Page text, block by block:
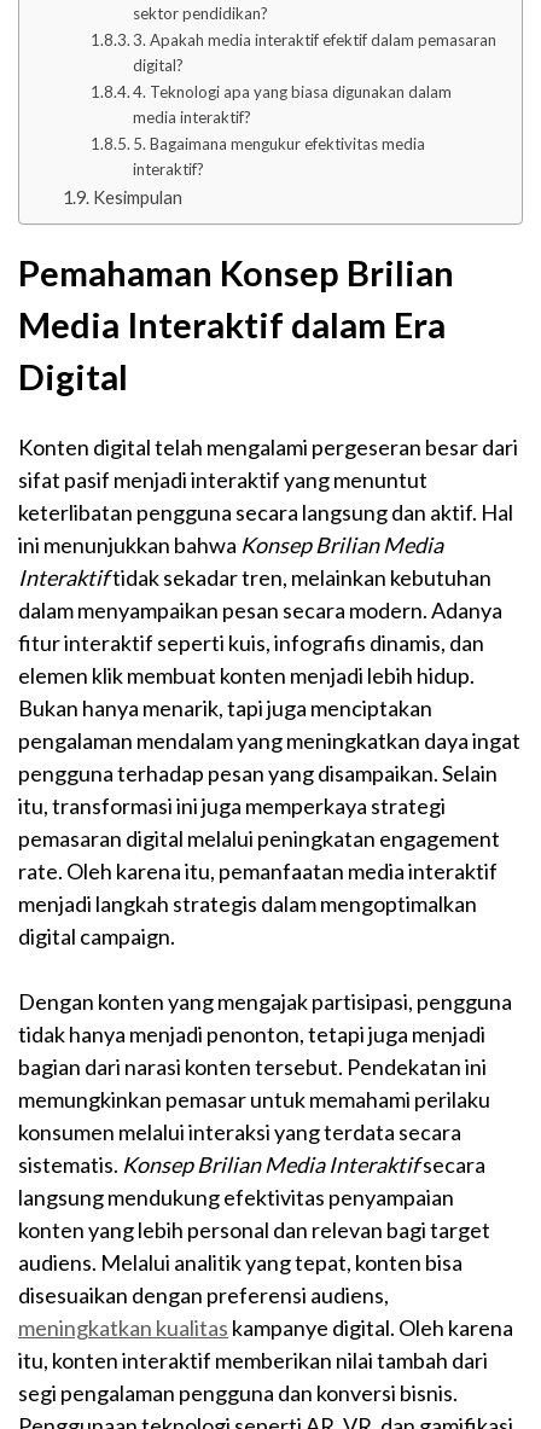
sektor pendidikan?
3. Apakah media interaktif efektif dalam pemasaran
digital?
4. Teknologi apa yang biasa digunakan dalam
media interaktif?
5. Bagaimana mengukur efektivitas media
interaktif?
Kesimpulan
Pemahaman Konsep Brilian
Media Interaktif dalam Era
Digital
Konten digital telah mengalami pergeseran besar dari
sifat pasif menjadi interaktif yang menuntut
keterlibatan pengguna secara langsung dan aktif. Hal
ini menunjukkan bahwa Konsep Brilian Media
Interaktiftidak sekadar tren, melainkan kebutuhan
dalam menyampaikan pesan secara modern. Adanya
fitur interaktif seperti kuis, infografis dinamis, dan
elemen klik membuat konten menjadi lebih hidup.
Bukan hanya menarik, tapi juga menciptakan
pengalaman mendalam yang meningkatkan daya ingat
pengguna terhadap pesan yang disampaikan. Selain
itu, transformasi ini juga memperkaya strategi
pemasaran digital melalui peningkatan engagement
rate. Oleh karena itu, pemanfaatan media interaktif
menjadi langkah strategis dalam mengoptimalkan
digital campaign.
Dengan konten yang mengajak partisipasi, pengguna
tidak hanya menjadi penonton, tetapi juga menjadi
bagian dari narasi konten tersebut. Pendekatan ini
memungkinkan pemasar untuk memahami perilaku
konsumen melalui interaksi yang terdata secara
sistematis. Konsep Brilian Media Interaktifsecara
langsung mendukung efektivitas penyampaian
konten yang lebih personal dan relevan bagi target
audiens. Melalui analitik yang tepat, konten bisa
disesuaikan dengan preferensi audiens,
meningkatkan kualitas kampanye digital. Oleh karena
itu, konten interaktif memberikan nilai tambah dari
segi pengalaman pengguna dan konversi bisnis.